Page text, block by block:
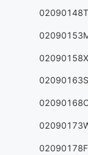
02090148T
02090158X
02090163S
02090178F